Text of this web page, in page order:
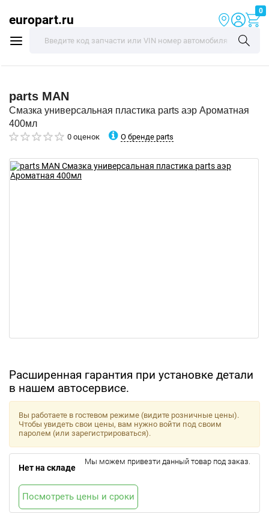
europart.ru
0
parts MAN
Смазка универсальная пластика parts аэр Ароматная
400мл
0 оценок О бренде parts
Расширенная гарантия при установке детали
в нашем автосервисе.
Вы работаете в гостевом режиме (видите розничные цены).
Чтобы увидеть свои цены, вам нужно войти под своим
паролем (или зарегистрироваться).
Нет на складе
Мы можем привезти данный товар под заказ.
Посмотреть цены и сроки